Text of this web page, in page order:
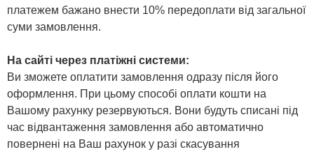
платежем бажано внести 10% передоплати від загальної
суми замовлення.
На сайті через платіжні системи:
Ви зможете оплатити замовлення одразу після його
оформлення. При цьому способі оплати кошти на
Вашому рахунку резервуються. Вони будуть списані під
час відвантаження замовлення або автоматично
повернені на Ваш рахунок у разі скасування